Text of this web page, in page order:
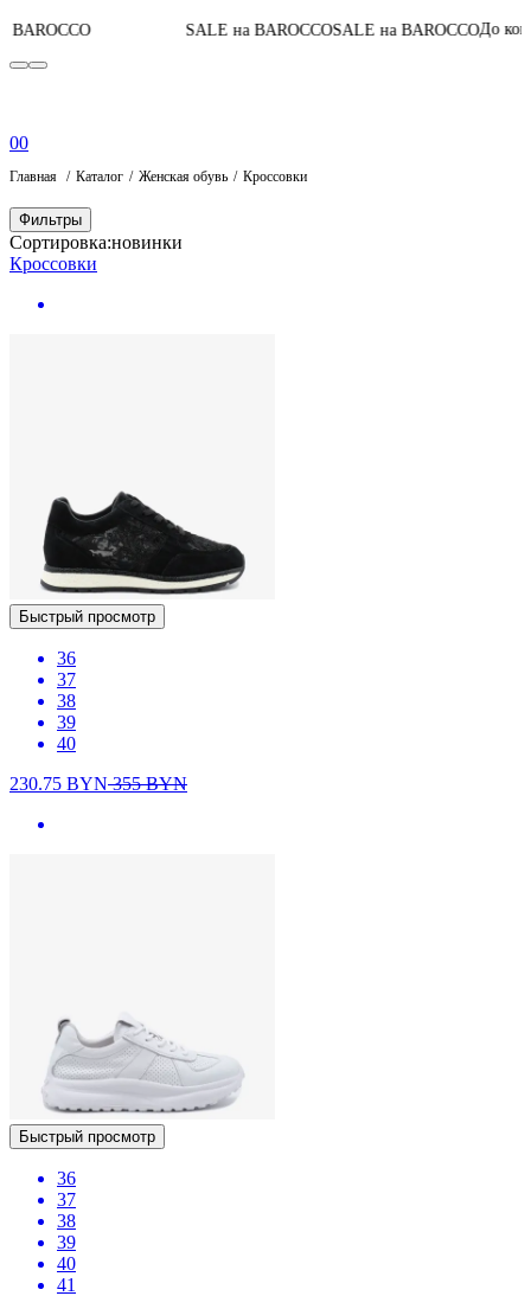
SALE на BAROCCO SALE на BAROCCO До конца акции04:
00
Главная Каталог Женская обувь Кроссовки
Фильтры
Сортировка:новинки
Кроссовки
Быстрый просмотр
36
37
38
39
40
230.75 BYN355BYN
Быстрый просмотр
36
37
38
39
40
41